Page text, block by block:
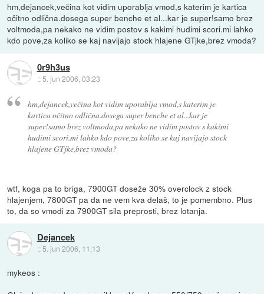
hm,dejancek,večina kot vidim uporablja vmod,s katerim je kartica
očitno odlična.dosega super benche et al...kar je super!samo brez
voltmoda,pa nekako ne vidim postov s kakimi hudimi scori.mi lahko
kdo pove,za koliko se kaj navijajo stock hlajene GTjke,brez vmoda?
0r9h3us
::5. jun 2006, 03:23
hm,dejancek,večina kot vidim uporablja vmod,s katerim je
kartica očitno odlična.dosega super benche et al...kar je
super!samo brez voltmoda,pa nekako ne vidim postov s kakimi
hudimi scori.mi lahko kdo pove,za koliko se kaj navijajo stock
hlajene GTjke,brez vmoda?
wtf, koga pa to briga, 7900GT doseže 30% overclock z stock
hlajenjem, 7800GT pa da ne vem kva delaš, to je pomembno. Plus
to, da so vmodi za 7900GT sila preprosti, brez lotanja.
Dejancek
:: 5. jun 2006, 11:13
mykeos :